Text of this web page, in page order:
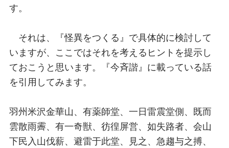
す。
それは、『怪異をつくる』で具体的に検討して
いますが、ここではそれを考えるヒントを提示し
ておこうと思います。『今斉諧』に載っている話
を引用してみます。
羽州米沢金華山、有薬師堂、一日雷震堂側、既而
雲散雨霽、有一奇獣、彷徨屏営、如失路者、会山
下民入山伐薪、避雷于此堂、見之、急趨与之搏、